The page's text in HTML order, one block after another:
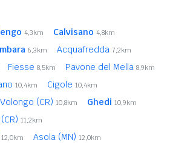
4,3km Calvisano 4,8km
6,3km Acquafredda 7,2km
Fiesse 8,5km Pavone del Mella 8,9km
10,4km Cigole 10,4km
Volongo (CR) 10,8km Ghedi 10,9km
11,2km
12,0km Asola (MN) 12,0km